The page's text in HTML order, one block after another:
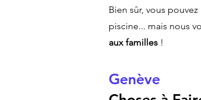
Bien sûr, vous
piscine... mais nous
aux familles !
Genève